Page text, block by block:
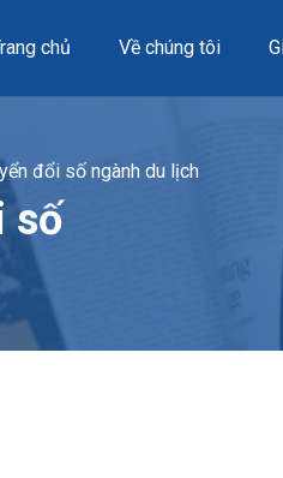
chủ Về chúng tôi
đổi số ngành du lịch
số